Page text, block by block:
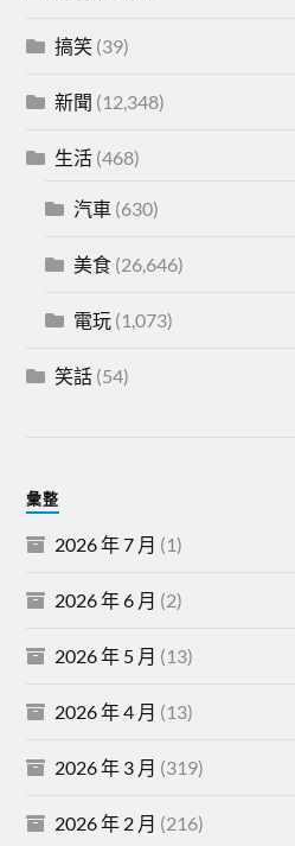
搞笑 (39)
新聞 (12,348)
生活 (468)
汽車 (630)
美食 (26,646)
電玩 (1,073)
笑話 (54)
彙整
2026 年 7 月 (1)
2026 年 6 月 (2)
2026 年 5 月 (13)
2026 年 4 月 (13)
2026 年 3 月 (319)
2026 年 2 月 (216)